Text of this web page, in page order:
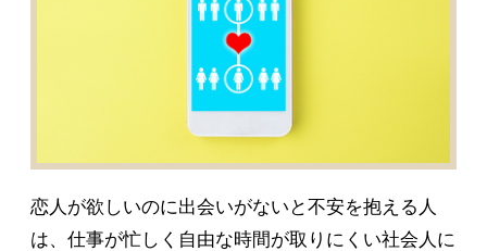
恋人が欲しいのに出会いがないと不安を抱える人
は、仕事が忙しく自由な時間が取りにくい社会人に